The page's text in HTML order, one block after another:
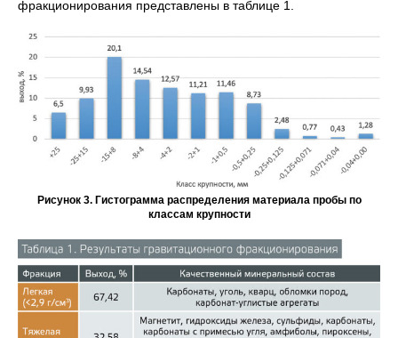
фракционирования представлены в таблице 1.
Рисунок 3. Гистограмма распределения материала пробы по
классам крупности